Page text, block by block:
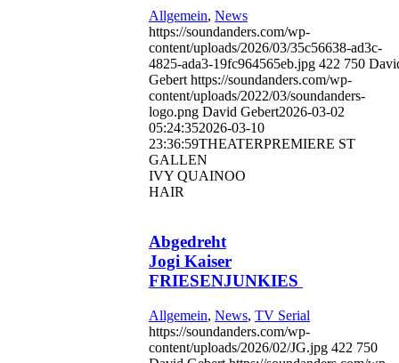
Allgemein, News
https://soundanders.com/wp-
content/uploads/2026/03/35c56638-ad3c-
4825-ada3-19fc964565eb.jpg 422 750
Gebert https://soundanders.com/wp-
content/uploads/2022/03/soundanders-
logo.png David Gebert2026-03-02
05:24:352026-03-10
23:36:59THEATERPREMIERE ST
GALLEN
IVY QUAINOO
HAIR
Abgedreht
Jogi Kaiser
FRIESENJUNKIES
Allgemein, News, TV Serial
https://soundanders.com/wp-
content/uploads/2026/02/JG.jpg 422 750